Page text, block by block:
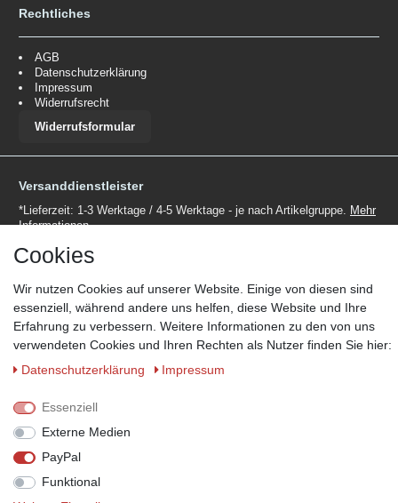
Rechtliches
AGB
Datenschutzerklärung
Impressum
Widerrufsrecht
Widerrufsformular
Versanddienstleister
*Lieferzeit: 1-3 Werktage / 4-5 Werktage - je nach Artikelgruppe. Mehr
Informationen
Zahlungsmöglichkeiten
Zahlungsarten auszuschließen.Mehr Informationen
© Copyright 2026 Marabella´s | Alle Rechte vorbehalten. | Grundpreise
siehe Artikeldetails.
Cookies
Wir nutzen Cookies auf unserer Website. Einige von diesen sind
essenziell, während andere uns helfen, diese Website und Ihre
Erfahrung zu verbessern. Weitere Informationen zu den von uns
verwendeten Cookies und Ihren Rechten als Nutzer finden Sie hier:
Daten­schutz­erklärung
Impressum
Essenziell
Externe Medien
PayPal
Funktional